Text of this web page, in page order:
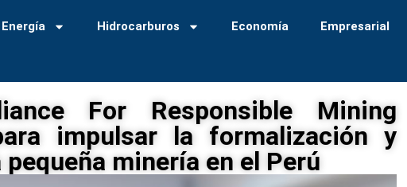
Energía Hidrocarburos Economía Empresarial
For Responsible Mining
impulsar la formalización y
minería en el Perú